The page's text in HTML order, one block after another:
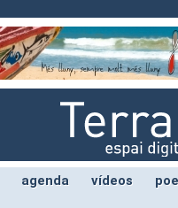
agenda vídeos